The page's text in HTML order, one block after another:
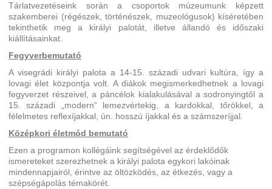
Tárlatvezetéseink során a csoportok múzeumunk képzett
szakemberei (régészek, történészek, muzeológusok) kíséretében
tekinthetik meg a királyi palotát, illetve állandó és időszaki
kiállításainkat.
Fegyverbemutató
A visegrádi királyi palota a 14-15. századi udvari kultúra, így a
lovagi élet központja volt. A diákok megismerkedhetnek a lovagi
fegyverzet részeivel, a páncélok kialakulásával a sodronyingtől a
15. századi „modern” lemezvértekig, a kardokkal, tőrökkel, a
félelmetes reflexíjakkal, ún. hosszú íjakkal és a számszeríjjal.
Középkori életmód bemutató
Ezen a programon kollégáink segítségével az érdeklődők
ismereteket szerezhetnek a királyi palota egykori lakóinak
mindennapjairól, érintve az öltözködés, az étkezés, vagy a
szépségápolás témakörét.